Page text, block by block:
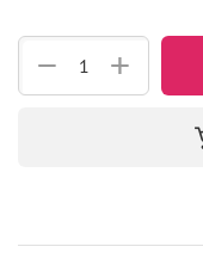
+
−